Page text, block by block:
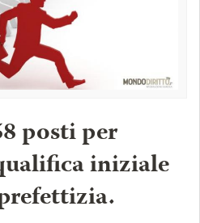
posti per
iniziale